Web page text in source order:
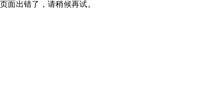
页面出错了，请稍候再试。